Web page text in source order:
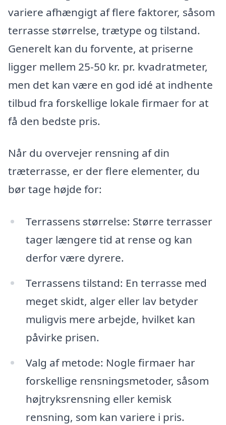
variere afhængigt af flere faktorer, såsom
terrasse størrelse, trætype og tilstand.
Generelt kan du forvente, at priserne
ligger mellem 25-50 kr. pr. kvadratmeter,
men det kan være en god idé at indhente
tilbud fra forskellige lokale firmaer for at
få den bedste pris.
Når du overvejer rensning af din
træterrasse, er der flere elementer, du
bør tage højde for:
Terrassens størrelse: Større terrasser
tager længere tid at rense og kan
derfor være dyrere.
Terrassens tilstand: En terrasse med
meget skidt, alger eller lav betyder
muligvis mere arbejde, hvilket kan
påvirke prisen.
Valg af metode: Nogle firmaer har
forskellige rensningsmetoder, såsom
højtryksrensning eller kemisk
rensning, som kan variere i pris.